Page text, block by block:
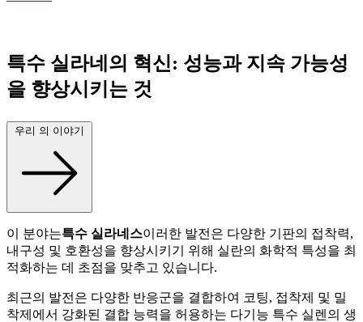
특수 실라네의 혁신: 성능과 지속 가능성
을 향상시키는 것
우리 의 이야기
이 분야는특수 실라네스이러한 발전은 다양한 기판의 접착력,
내구성 및 호환성을 향상시키기 위해 실란의 화학적 특성을 최
적화하는 데 초점을 맞추고 있습니다.
최근의 발전은 다양한 반응군을 결합하여 코팅, 접착제 및 밀
착제에서 강화된 결합 능력을 허용하는 다기능 특수 실렌의 생